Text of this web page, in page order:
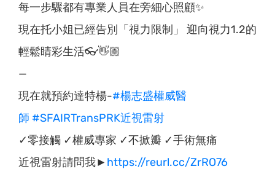
每一步驟都有專業人員在旁細心照顧✨
現在托小姐已經告別「視力限制」 迎向視力1.2的
輕鬆睛彩生活👓👋🏼
—
現在就預約達特楊-#楊志盛權威醫
師 #SFAIRTransPRK近視雷射
✓零接觸 ✓權威專家 ✓不掀瓣 ✓手術無痛
近視雷射請問我► https://reurl.cc/ZrRO76